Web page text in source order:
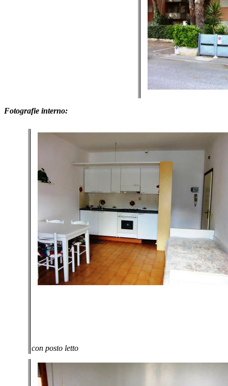
Fotografie interno:
con posto letto